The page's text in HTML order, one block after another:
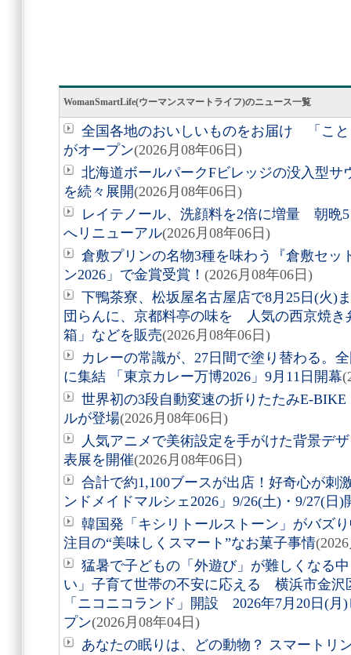
WomanSmartLife(ウーマンスマートライフ)のニュース一覧
全国各地のおいしいものをお届け 「こ
がオープン(2026月08年06日)
北海道ボールパークFビレッジの没入型サ
を続々展開(2026月08年06日)
レイテノール、洗顔料を2倍に増量 朝晩
へリニューアル(2026月08年06日)
倉敷プリンの名物3種を味わう『倉敷セッ
ン2026」で金賞受賞！ (2026月08年06日)
下鴨茶寮、松坂屋名古屋店で8月25日(火)
団らんに、京都料亭の味を 人気の西京焼き
箱」などを販売(2026月08年06日)
カレーの常識が、27日間で塗り替わる。
に集結 「東京カレー万博2026」9月11日開幕
世界初の3段自動変速の折りたたみE-
ルが登場(2026月08年06日)
人気アニメで美術設定を手がけた背景デ
表展を開催(2026月08年06日)
合計で約1,100ブースが出店！好奇心が
ンドメイドマルシェ2026」9/26(土)・9/27(日)
韓国発「キシリトールストーン」がバズ
注目の“美味しくスマート”なお菓子事情
猛暑で子どもの「外遊び」が難しくなる
い」子育て世帯の不安に応える 横浜市金沢
「ニコニコランド」開設 2026年7月20日(
プン(2026月08年04日)
あなたの眠りは、どの動物？ スマートリ